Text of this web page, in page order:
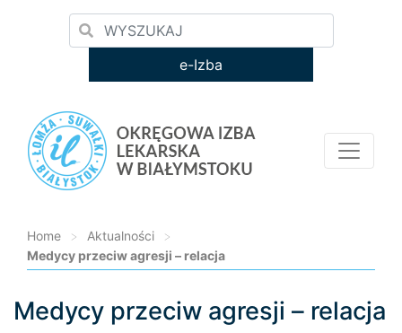
e-Izba
Home > Aktualności
>
Medycy przeciw agresji – relacja
Loading...
Medycy przeciw agresji – relacja